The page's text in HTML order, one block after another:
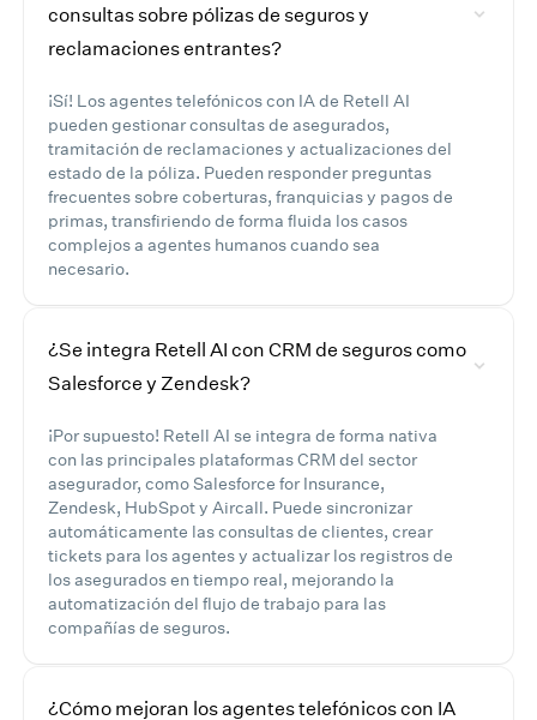
consultas sobre pólizas de seguros y
reclamaciones entrantes?
¡Sí! Los agentes telefónicos con IA de Retell AI
pueden gestionar consultas de asegurados,
tramitación de reclamaciones y actualizaciones del
estado de la póliza. Pueden responder preguntas
frecuentes sobre coberturas, franquicias y pagos de
primas, transfiriendo de forma fluida los casos
complejos a agentes humanos cuando sea
necesario.
¿Se integra Retell AI con CRM de seguros como
Salesforce y Zendesk?
¡Por supuesto! Retell AI se integra de forma nativa
con las principales plataformas CRM del sector
asegurador, como Salesforce for Insurance,
Zendesk, HubSpot y Aircall. Puede sincronizar
automáticamente las consultas de clientes, crear
tickets para los agentes y actualizar los registros de
los asegurados en tiempo real, mejorando la
automatización del flujo de trabajo para las
compañías de seguros.
¿Cómo mejoran los agentes telefónicos con IA